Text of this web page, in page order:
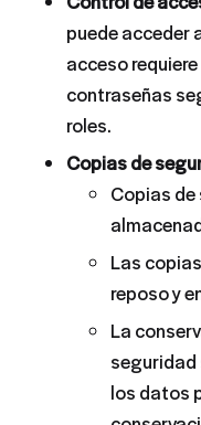
puede acceder
acceso
contraseñas
roles.
Copias de
Copias
Las
reposo y
La
seguridad
los datos